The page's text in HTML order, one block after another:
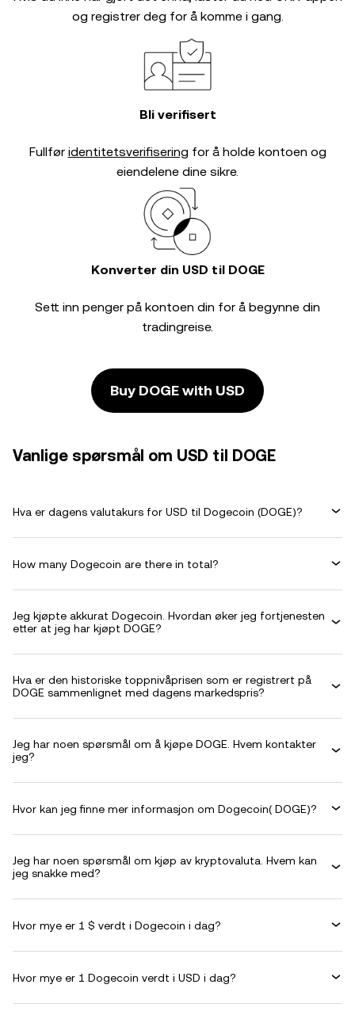
og registrer deg for å komme i gang.
Bli verifisert
Fullfør identitetsverifisering for å holde kontoen og
eiendelene dine sikre.
Konverter din USD til DOGE
Sett inn penger på kontoen din for å begynne din
tradingreise.
Buy DOGE with USD
Vanlige spørsmål om USD til DOGE
Hva er dagens valutakurs for USD til Dogecoin (DOGE)?
How many Dogecoin are there in total?
Jeg kjøpte akkurat Dogecoin. Hvordan øker jeg fortjenesten
etter at jeg har kjøpt DOGE?
Hva er den historiske toppnivåprisen som er registrert på
DOGE sammenlignet med dagens markedspris?
Jeg har noen spørsmål om å kjøpe DOGE. Hvem kontakter
jeg?
Hvor kan jeg finne mer informasjon om Dogecoin( DOGE)?
Jeg har noen spørsmål om kjøp av kryptovaluta. Hvem kan
jeg snakke med?
Hvor mye er 1 $ verdt i Dogecoin i dag?
Hvor mye er 1 Dogecoin verdt i USD i dag?